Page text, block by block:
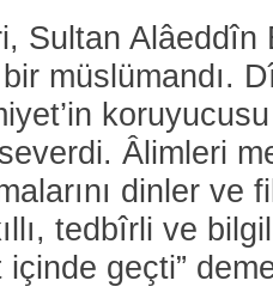
Sultan Alâeddîn
bir müslümandı.
Âlimleri
dinler ve
tedbîrli ve
içinde geçti”